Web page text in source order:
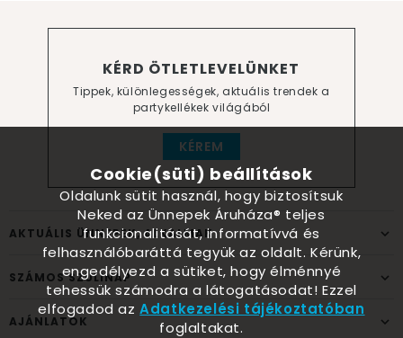
KÉRD ÖTLETLEVELÜNKET
Tippek, különlegességek, aktuális trendek a
partykellékek világából
KÉREM
AKTUÁLIS ÜNNEPEK, ALKALMAK
SZÁMOS SZÜLINAP
AJÁNLATOK
Cookie(süti) beállítások
Oldalunk sütit használ, hogy biztosítsuk
Neked az Ünnepek Áruháza® teljes
funkcionalitását, informatívvá és
felhasználóbaráttá tegyük az oldalt. Kérünk,
engedélyezd a sütiket, hogy élménnyé
tehessük számodra a látogatásodat! Ezzel
elfogadod azAdatkezelési tájékoztatóban
foglaltakat.